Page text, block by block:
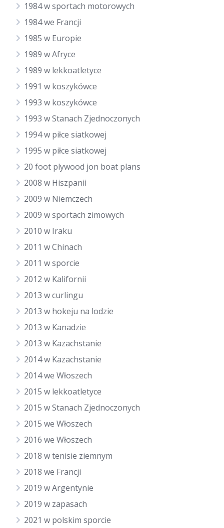
1984 w sportach motorowych
1984 we Francji
1985 w Europie
1989 w Afryce
1989 w lekkoatletyce
1991 w koszykówce
1993 w koszykówce
1993 w Stanach Zjednoczonych
1994 w piłce siatkowej
1995 w piłce siatkowej
20 foot plywood jon boat plans
2008 w Hiszpanii
2009 w Niemczech
2009 w sportach zimowych
2010 w Iraku
2011 w Chinach
2011 w sporcie
2012 w Kalifornii
2013 w curlingu
2013 w hokeju na lodzie
2013 w Kanadzie
2013 w Kazachstanie
2014 w Kazachstanie
2014 we Włoszech
2015 w lekkoatletyce
2015 w Stanach Zjednoczonych
2015 we Włoszech
2016 we Włoszech
2018 w tenisie ziemnym
2018 we Francji
2019 w Argentynie
2019 w zapasach
2021 w polskim sporcie